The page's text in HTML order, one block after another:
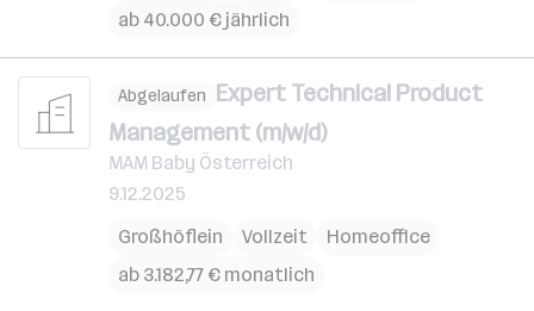
ab 40.000 € jährlich
Abgelaufen Expert Technical Product
Management (m/w/d)
MAM Baby Österreich
9.12.2025
Großhöflein
Vollzeit
Homeoffice
ab 3.182,77 € monatlich